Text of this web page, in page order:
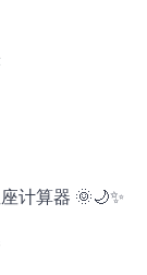
计算器 🌞🌙✨